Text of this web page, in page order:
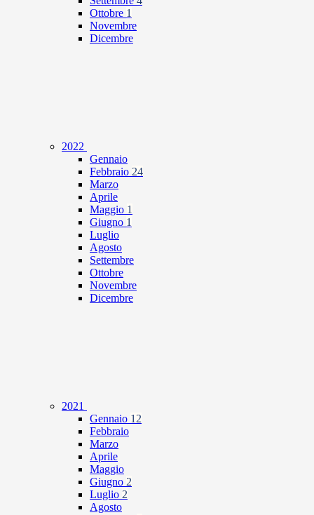
Ottobre 1
Novembre
Dicembre
2022
Gennaio
Febbraio 24
Marzo
Aprile
Maggio 1
Giugno 1
Luglio
Agosto
Settembre
Ottobre
Novembre
Dicembre
2021
Gennaio 12
Febbraio
Marzo
Aprile
Maggio
Giugno 2
Luglio 2
Agosto